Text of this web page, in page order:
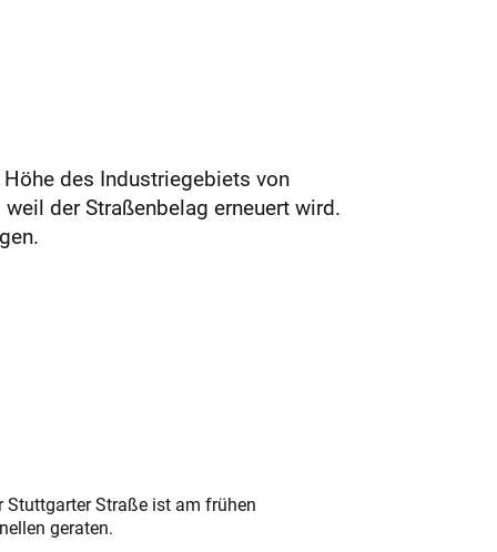
des Industriegebiets von
der Straßenbelag erneuert wird.
Straße ist am frühen
geraten.